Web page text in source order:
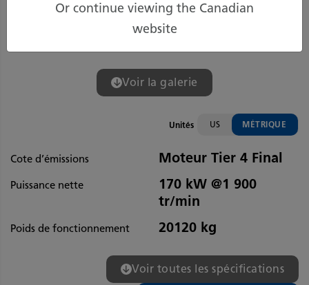
Voir la galerie
Unités US MÉTRIQUE
Cote d’émissions Moteur Tier 4 Final
Puissance nette
170 kW @1 900
tr/min
Poids de fonctionnement 20120 kg
Voir toutes les spécifications
Or continue viewing the Canadian
website